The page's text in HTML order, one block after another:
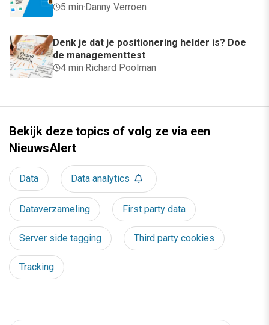
5 min·Danny Verroen
Denk je dat je positionering helder is? Doe
de managementtest
4 min·Richard Poolman
Bekijk deze topics of volg ze via een
NieuwsAlert
Data Data analytics
Dataverzameling First party data
Server side tagging Third party cookies
Tracking